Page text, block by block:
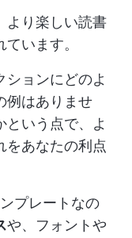
より楽しい読書
います。
ションにどのよ
例はありませ
という点で、よ
をあなたの利点
プレートなの
や、フォントや